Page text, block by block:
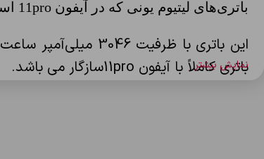
باتری‌های لیتیوم یونی که در آیفون 11pro استفاده می‌شود، به دلیل شارژ و دشارژ مکرر، از ظرفیت اولیه خود کاسته و عملکرد ضعیفی پیدا می‌کنند.
این باتری با ظرفیت 3046
باتری کاملاً با آیفون 11proسازگار می باشد.
نمایش بیشتر